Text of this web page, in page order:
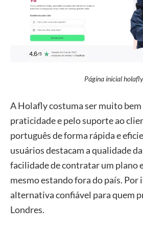
Página inicial
A Holafly costuma ser muito bem
praticidade e pelo suporte ao
português de forma rápida e
usuários destacam a qualidade
facilidade de contratar um plano
mesmo estando fora do país. Por
alternativa confiável para quem
Londres.